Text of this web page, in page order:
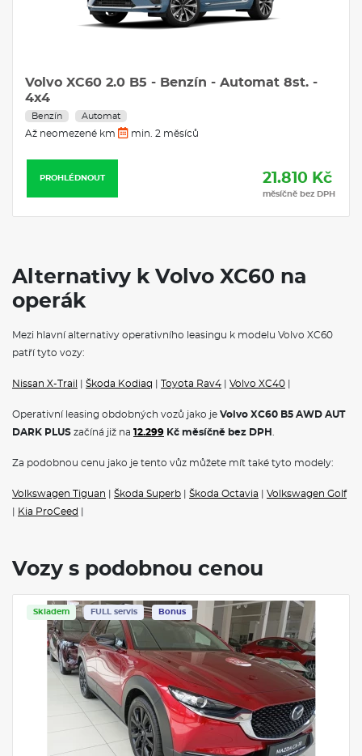
HP
60 měsíců
Volvo
Alternativy k Volvo XC60 na
operák
Mezi hlavní alternativy operativního leasingu k modelu Volvo XC60
patří tyto vozy:
Nissan X-Trail Škoda Kodiaq Toyota Rav4 Volvo XC40
Operativní leasing obdobných vozů jako je Volvo XC60 B5 AWD AUT
DARK PLUS začíná již na 12.299 Kč měsíčně bez DPH
Za podobnou cenu jako je tento vůz můžete mít také tyto modely:
Volkswagen Tiguan Škoda Superb Škoda Octavia
Volkswagen Golf
Kia ProCeed
Vozy s podobnou cenou
Skladem FULL servis Bonus